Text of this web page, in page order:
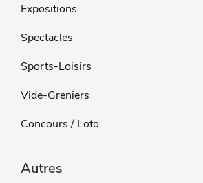
Expositions
Spectacles
Sports-Loisirs
Vide-Greniers
Concours / Loto
Autres